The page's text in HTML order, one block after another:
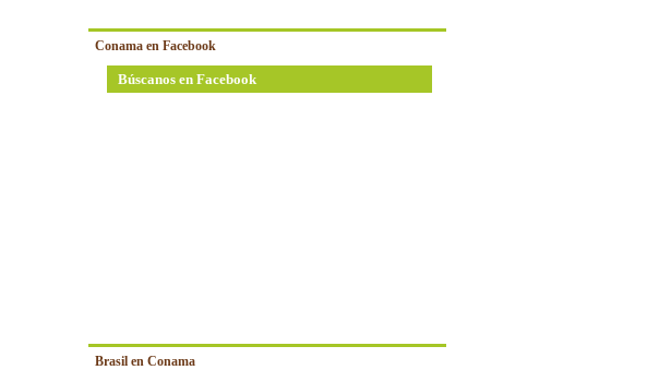
Conama en Facebook
Búscanos en Facebook
Brasil en Conama